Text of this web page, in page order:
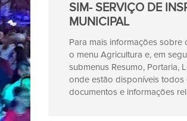
SIM- SERVIÇO DE
MUNICIPAL
Para mais informações sobre
o menu Agricultura e, em
submenus Resumo, Portaria,
onde estão disponíveis todos
documentos e informações